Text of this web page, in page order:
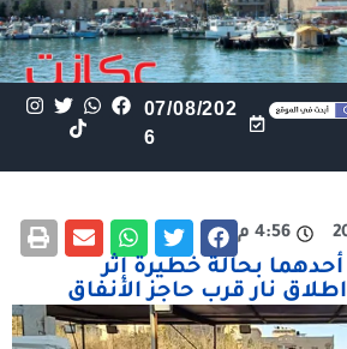
07/08/202
6
4:56 م
بحالة خطيرة إثر
نار قرب حاجز الأنفاق